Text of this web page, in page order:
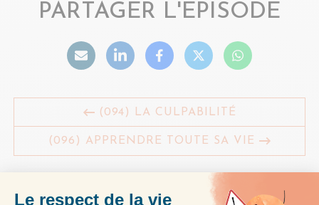
PARTAGER L'ÉPISODE
(094) LA CULPABILITÉ
(096) APPRENDRE TOUTE SA VIE